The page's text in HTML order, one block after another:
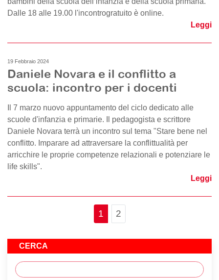
Dalle 18 alle 19.00 l'incontrogratuito è online.
Leggi
19 Febbraio 2024
Daniele Novara e il conflitto a
scuola: incontro per i docenti
Il 7 marzo nuovo appuntamento del ciclo dedicato alle
scuole d'infanzia e primarie. Il pedagogista e scrittore
Daniele Novara terrà un incontro sul tema "Stare bene nel
conflitto. Imparare ad attraversare la conflittualità per
arricchire le proprie competenze relazionali e potenziare le
life skills".
Leggi
Page navigation
Current Page
1 Page
2
CERCA